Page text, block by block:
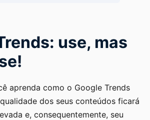
use, mas
aprenda como o Google Trends
dos seus conteúdos ficará
e, consequentemente, seu